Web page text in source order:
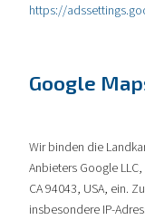
https://
Google
Wir binden die
Anbieters Google
CA 94043, USA, ein.
insbesondere IP-